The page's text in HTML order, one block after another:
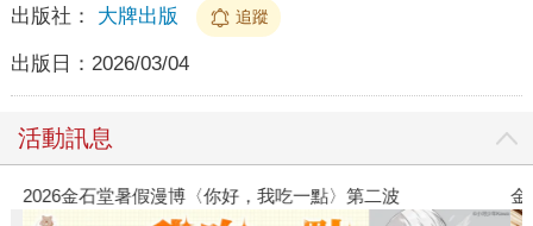
出版社： 大牌出版 追蹤
出版日： 2026/03/04
活動訊息
2026金石堂暑假漫博〈你好，我吃一點〉第二波 金